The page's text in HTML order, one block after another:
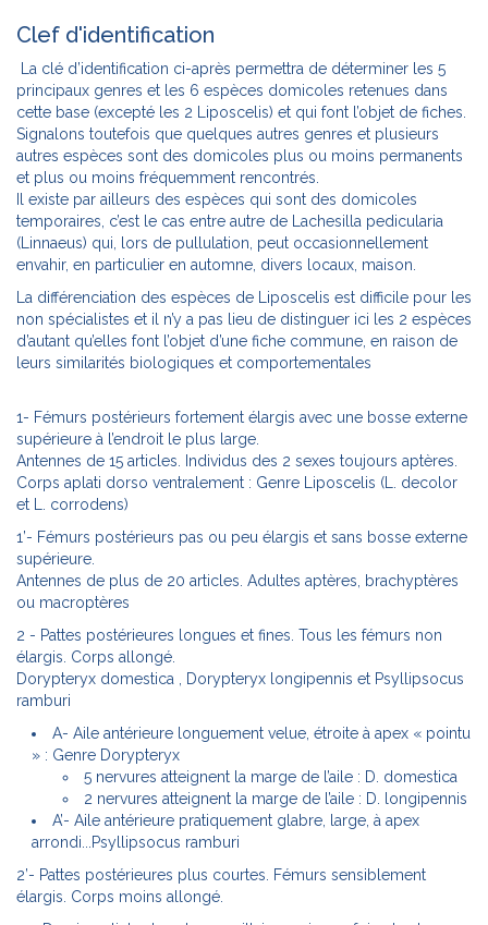
Clef d'identification
La clé d’identification ci-après permettra de déterminer les 5
principaux genres et les 6 espèces domicoles retenues dans
cette base (excepté les 2 Liposcelis) et qui font l’objet de fiches.
Signalons toutefois que quelques autres genres et plusieurs
autres espèces sont des domicoles plus ou moins permanents
et plus ou moins fréquemment rencontrés.
Il existe par ailleurs des espèces qui sont des domicoles
temporaires, c’est le cas entre autre de Lachesilla pedicularia
(Linnaeus) qui, lors de pullulation, peut occasionnellement
envahir, en particulier en automne, divers locaux, maison.
La différenciation des espèces de Liposcelis est difficile pour les
non spécialistes et il n’y a pas lieu de distinguer ici les 2 espèces
d’autant qu’elles font l’objet d’une fiche commune, en raison de
leurs similarités biologiques et comportementales
1- Fémurs postérieurs fortement élargis avec une bosse externe
supérieure à l’endroit le plus large.
Antennes de 15 articles. Individus des 2 sexes toujours aptères.
Corps aplati dorso ventralement : Genre Liposcelis (L. decolor
et L. corrodens)
1’- Fémurs postérieurs pas ou peu élargis et sans bosse externe
supérieure.
Antennes de plus de 20 articles. Adultes aptères, brachyptères
ou macroptères
2 - Pattes postérieures longues et fines. Tous les fémurs non
élargis. Corps allongé.
Dorypteryx domestica , Dorypteryx longipennis et Psyllipsocus
ramburi
A- Aile antérieure longuement velue, étroite à apex « pointu
» : Genre Dorypteryx
5 nervures atteignent la marge de l’aile : D. domestica
2 nervures atteignent la marge de l’aile : D. longipennis
A’- Aile antérieure pratiquement glabre, large, à apex
arrondi...Psyllipsocus ramburi
2’- Pattes postérieures plus courtes. Fémurs sensiblement
élargis. Corps moins allongé.